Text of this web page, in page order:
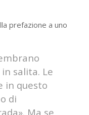
prefazione a uno
salita. Le
in questo
di
Ma se